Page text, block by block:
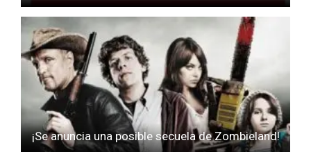
¡Se anuncia una posible secuela de Zombieland!